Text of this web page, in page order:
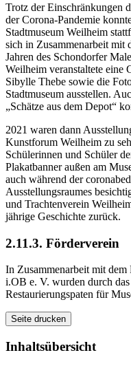
Trotz der Einschränkungen
der Corona-Pandemie
Stadtmuseum Weilheim
sich in Zusammenarbeit mit
Jahren des Schondorfer
Weilheim veranstaltete eine
Sibylle Thebe sowie die
Stadtmuseum ausstellen.
„Schätze aus dem Depot“
2021 waren dann
Kunstforum Weilheim zu
Schülerinnen und Schüler
Plakatbanner außen am
auch während der
Ausstellungsraumes
und Trachtenverein
jährige Geschichte zurück.
2.11.3. Förderverein
In Zusammenarbeit mit
i.OB e. V. wurden durch
Restaurierungspaten für
Seite drucken
Inhaltsübersicht